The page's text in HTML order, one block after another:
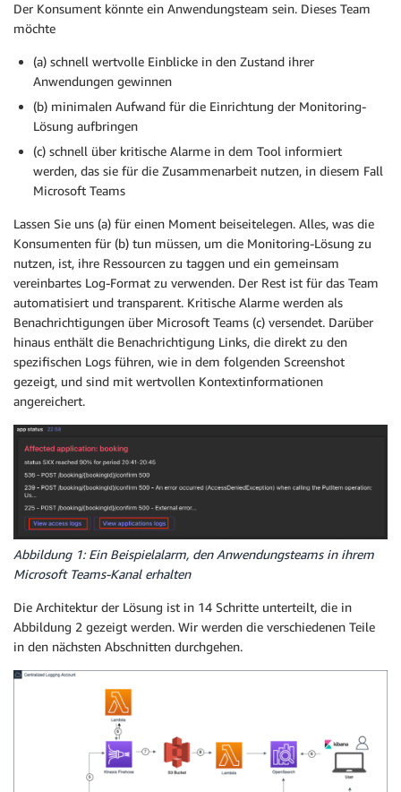
Der Konsument könnte ein Anwendungsteam sein. Dieses Team
möchte
(a) schnell wertvolle Einblicke in den Zustand ihrer
Anwendungen gewinnen
(b) minimalen Aufwand für die Einrichtung der Monitoring-
Lösung aufbringen
(c) schnell über kritische Alarme in dem Tool informiert
werden, das sie für die Zusammenarbeit nutzen, in diesem Fall
Microsoft Teams
Lassen Sie uns (a) für einen Moment beiseitelegen. Alles, was die
Konsumenten für (b) tun müssen, um die Monitoring-Lösung zu
nutzen, ist, ihre Ressourcen zu taggen und ein gemeinsam
vereinbartes Log-Format zu verwenden. Der Rest ist für das Team
automatisiert und transparent. Kritische Alarme werden als
Benachrichtigungen über Microsoft Teams (c) versendet. Darüber
hinaus enthält die Benachrichtigung Links, die direkt zu den
spezifischen Logs führen, wie in dem folgenden Screenshot
gezeigt, und sind mit wertvollen Kontextinformationen
angereichert.
Abbildung 1: Ein Beispielalarm, den Anwendungsteams in ihrem
Microsoft Teams-Kanal erhalten
Die Architektur der Lösung ist in 14 Schritte unterteilt, die in
Abbildung 2 gezeigt werden. Wir werden die verschiedenen Teile
in den nächsten Abschnitten durchgehen.